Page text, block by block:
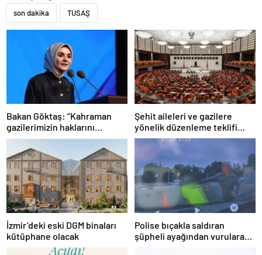
son dakika TUSAŞ
Bakan Göktaş: “Kahraman
gazilerimizin haklarını
güçlendiren yeni bir dönemin
kapılarını aralıyoruz”
Şehit aileleri ve gazilere
yönelik düzenleme teklifi
Meclis’te kabul edildi
İzmir’deki eski DGM binaları
kütüphane olacak
Polise bıçakla saldıran
şüpheli ayağından vurularak